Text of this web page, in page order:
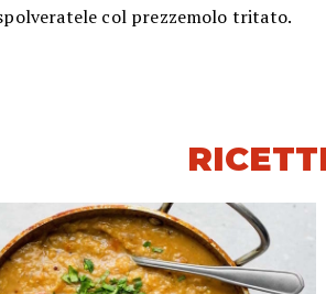
col prezzemolo tritato.